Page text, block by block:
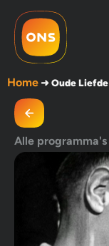
Home➜Oude Liefde
Alle programma's